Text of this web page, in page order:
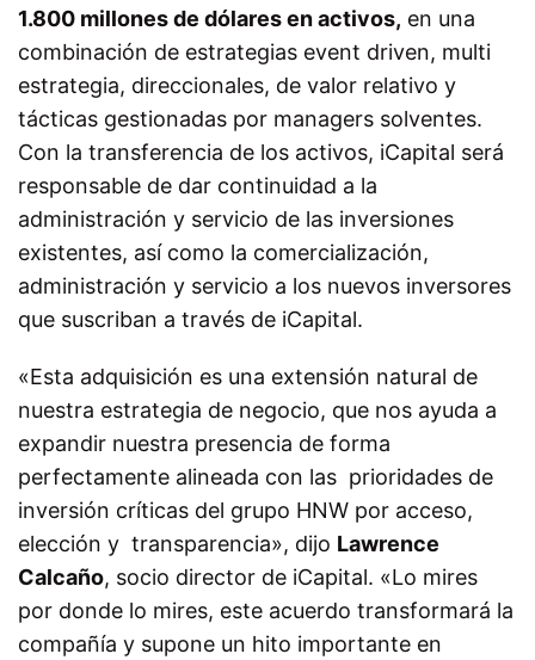
1.800 millones de dólares en activos, en una
combinación de estrategias event driven, multi
estrategia, direccionales, de valor relativo y
tácticas gestionadas por managers solventes.
Con la transferencia de los activos, iCapital será
responsable de dar continuidad a la
administración y servicio de las inversiones
existentes, así como la comercialización,
administración y servicio a los nuevos inversores
que suscriban a través de iCapital.
«Esta adquisición es una extensión natural de
nuestra estrategia de negocio, que nos ayuda a
expandir nuestra presencia de forma
perfectamente alineada con las prioridades de
inversión críticas del grupo HNW por acceso,
elección y transparencia», dijo Lawrence
Calcaño, socio director de iCapital. «Lo mires
por donde lo mires, este acuerdo transformará la
compañía y supone un hito importante en